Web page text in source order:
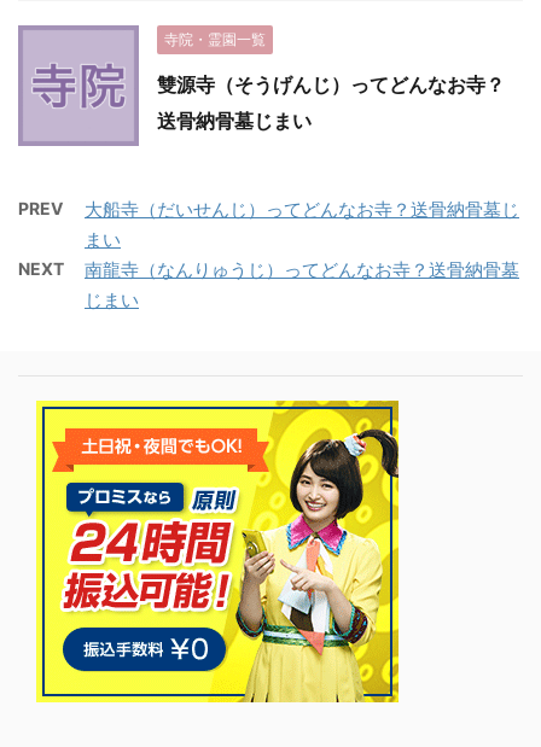
寺院・霊園一覧
雙源寺（そうげんじ）ってどんなお寺？
送骨納骨墓じまい
PREV
大船寺（だいせんじ）ってどんなお寺？送骨納骨墓じ
まい
NEXT
南龍寺（なんりゅうじ）ってどんなお寺？送骨納骨墓
じまい